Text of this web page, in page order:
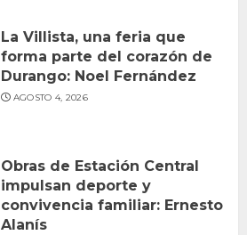
La Villista, una feria que
forma parte del corazón de
Durango: Noel Fernández
AGOSTO 4, 2026
Obras de Estación Central
impulsan deporte y
convivencia familiar: Ernesto
Alanís